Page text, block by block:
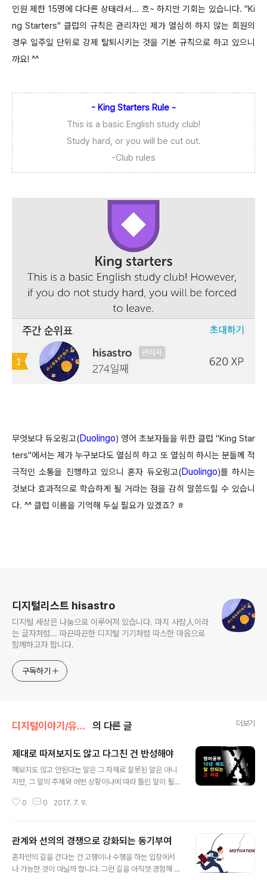
인원 제한 15명에 다다른 상태라서... 흐~ 하지만 기회는 있습니다. "Ki
ng Starters" 클럽의 규칙은 관리자인 제가 열심히 하지 않는 회원의
경우 일주일 단위로 강제 탈퇴시키는 것을 기본 규칙으로 하고 있으니
까요! ^^
- King Starters Rule -
This is a basic English study club!
Study hard, or you will be cut out.
-Club rules
무엇보다 듀오링고(Duolingo) 영어 초보자들을 위한 클럽 "King Star
ters"에서는 제가 누구보다도 열심히 하고 또 열심히 하시는 분들께 적
극적인 소통을 진행하고 있으니 혼자 듀오링고(Duolingo)를 하시는
것보다 효과적으로 학습하게 될 거라는 점을 감히 말씀드릴 수 있습니
다. ^^ 클럽 이름을 기억해 두실 필요가 있겠죠? ㅎ
디지털리스트 hisastro
디지털 세상은 나눔으로 이루어져 있습니다. 마치 사람人이라
는 글자처럼... 따끈따끈한 디지털 기기처럼 따스한 마음으로
함께하고자 합니다.
구독하기
디지털이야기/유용한생활정보 의 다른 글 더보기
제대로 따져보지도 않고 다그친 건 반성해야
해보지도 않고 안된다는 말은 그 자체로 잘못된 말은 아니
지만, 그 말의 주체와 어떤 상황이냐에 따라 틀린 말이 될
하지도 않으면서(혹은 한 것처럼 알량한 왜곡된 권위를 앞
가들의 억지는 참으로 거시기한 일이 아닐 수 없습니다. 힘
의 서열 수직화가 지닌 병폐 영어(언어를 혹은 무언가)를
제대로 하기 위해서는 최소 1만 시간 이상 영어(그것)에 노
0 0 2017. 7. 9.
관계와 선의의 경쟁으로 강화되는 동기부여
혼자만의 길을 간다는 건 고행이나 수행을 하는 입장에서
나 가능한 것이 아닐까 합니다. 그런 길을 아직껏 경험해 보